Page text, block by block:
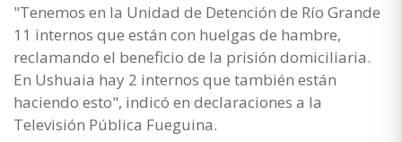
"Tenemos en la Unidad de Detención de Río Grande
11 internos que están con huelgas de hambre,
reclamando el beneficio de la prisión domiciliaria.
En Ushuaia hay 2 internos que también están
haciendo esto", indicó en declaraciones a la
Televisión Pública Fueguina.